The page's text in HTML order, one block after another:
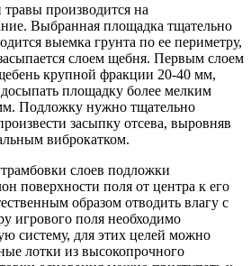
производится на
Выбранная площадка тщательно
выемка грунта по ее периметру,
слоем щебня. Первым слоем
крупной фракции 20-40 мм,
площадку более мелким
Подложку нужно тщательно
засыпку отсева, выровняв
виброкатком.
слоев подложки
поверхности поля от центра к его
образом отводить влагу с
игрового поля необходимо
систему, для этих целей можно
лотки из высокопрочного